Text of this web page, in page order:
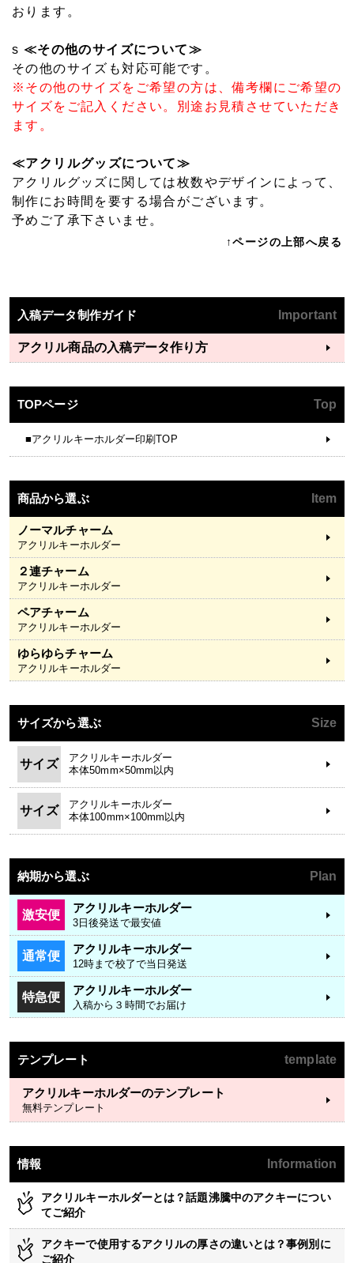
おります。
s ≪その他のサイズについて≫
その他のサイズも対応可能です。
※その他のサイズをご希望の方は、備考欄にご希望の
サイズをご記入ください。別途お見積させていただき
ます。
≪アクリルグッズについて≫
アクリルグッズに関しては枚数やデザインによって、
制作にお時間を要する場合がございます。
予めご了承下さいませ。
↑ページの上部へ戻る
入稿データ制作ガイド Important
アクリル商品の入稿データ作り方
TOPページ Top
■アクリルキーホルダー印刷TOP
商品から選ぶ Item
ノーマルチャーム
アクリルキーホルダー
２連チャーム
アクリルキーホルダー
ペアチャーム
アクリルキーホルダー
ゆらゆらチャーム
アクリルキーホルダー
サイズから選ぶ Size
サイズ
アクリルキーホルダー
本体50mm×50mm以内
サイズ
アクリルキーホルダー
本体100mm×100mm以内
納期から選ぶ Plan
激安便 アクリルキーホルダー
3日後発送で最安値
通常便 アクリルキーホルダー
12時まで校了で当日発送
特急便 アクリルキーホルダー
入稿から３時間でお届け
テンプレート template
アクリルキーホルダーのテンプレート
無料テンプレート
情報 Information
アクリルキーホルダーとは？話題沸騰中のアクキーについ
てご紹介
アクキーで使用するアクリルの厚さの違いとは？事例別に
ご紹介